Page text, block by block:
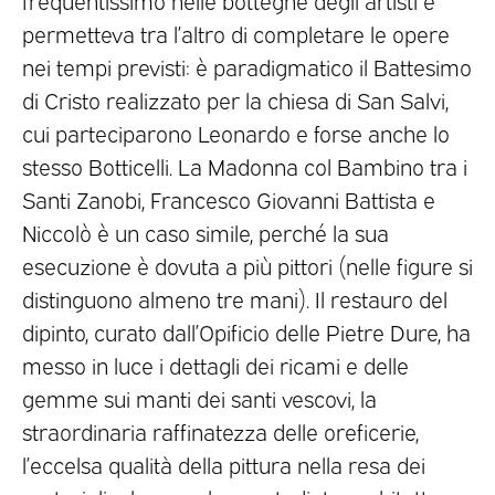
permetteva tra l’altro di completare le opere
nei tempi previsti: è paradigmatico il Battesimo
di Cristo realizzato per la chiesa di San Salvi,
cui parteciparono Leonardo e forse anche lo
stesso Botticelli. La Madonna col Bambino tra i
Santi Zanobi, Francesco Giovanni Battista e
Niccolò è un caso simile, perché la sua
esecuzione è dovuta a più pittori (nelle figure si
distinguono almeno tre mani). Il restauro del
dipinto, curato dall’Opificio delle Pietre Dure, ha
messo in luce i dettagli dei ricami e delle
gemme sui manti dei santi vescovi, la
straordinaria raffinatezza delle oreficerie,
l’eccelsa qualità della pittura nella resa dei